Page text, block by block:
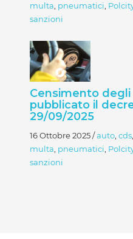
multa, pneumatici,
sanzioni
Censimento
pubblicato il
29/09/2025
16 Ottobre 2025/auto, cds,
multa, pneumatici,
sanzioni